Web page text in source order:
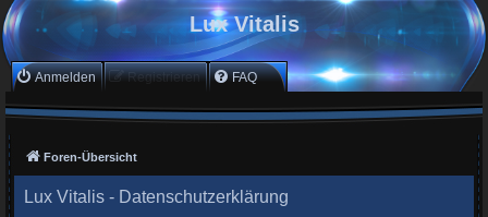
Lux Vitalis
Anmelden Registrieren FAQ
Foren-Übersicht
Lux Vitalis - Datenschutzerklärung